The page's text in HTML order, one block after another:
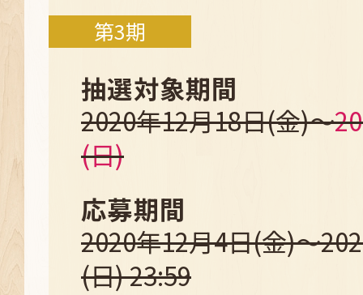
第3期
抽選対象期間
2020年12月18日(金)～
(日)
応募期間
2020年12月4日(金)～
(日) 23:59